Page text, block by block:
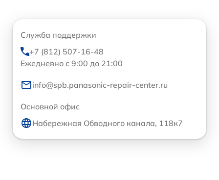
Служба поддержки
+7 (812) 507-16-48
Ежедневно с 9:00 до 21:00
info@spb.panasonic-repair-center.ru
Основной офис
Набережная Обводного канала, 118к7